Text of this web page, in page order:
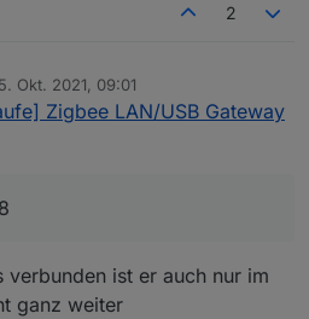
2
Okt. 2021, 09:01
von
Zigbee LAN/USB Gateway
verbunden ist er auch nur im
ganz weiter